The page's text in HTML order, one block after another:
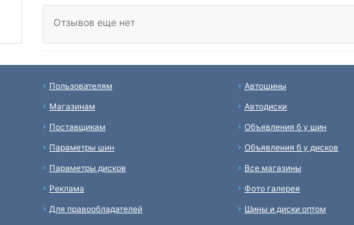
Отзывов еще нет
Пользователям
Магазинам
Поставщикам
Параметры шин
Параметры дисков
Реклама
Для правообладателей
Автошины
Автодиски
Объявления б у шин
Объявления б у дисков
Все магазины
Фото галерея
Шины и диски оптом